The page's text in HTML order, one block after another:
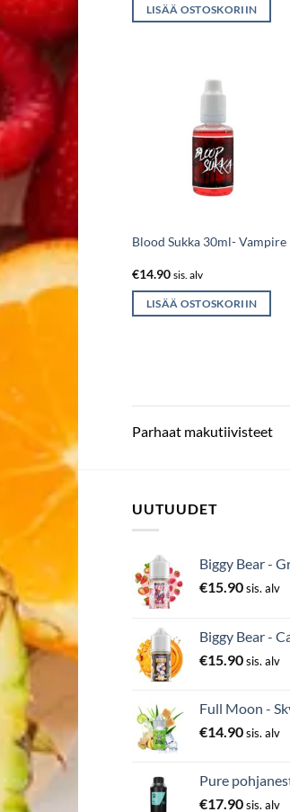
LISÄÄ OSTOSKORIIN
Blood Sukka 30ml- Vampire
€14.90 sis. alv
LISÄÄ OSTOSKORIIN
Parhaat makutiivisteet
UUTUUDET
Biggy Bear -
€15.90sis. alv
Biggy Bear -
€15.90sis. alv
Full Moon -
€14.90sis. alv
Pure
€17.90sis. alv